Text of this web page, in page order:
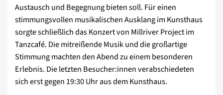
Austausch und Begegnung bieten soll. Für einen
stimmungsvollen musikalischen Ausklang im Kunsthaus
sorgte schließlich das Konzert von Millriver Project im
Tanzcafé. Die mitreißende Musik und die großartige
Stimmung machten den Abend zu einem besonderen
Erlebnis. Die letzten Besucher:innen verabschiedeten
sich erst gegen 19:30 Uhr aus dem Kunsthaus.